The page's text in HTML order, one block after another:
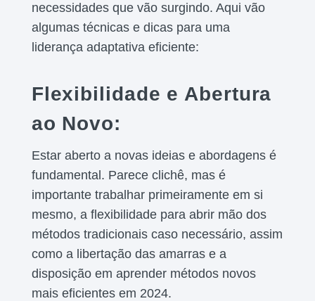
necessidades que vão surgindo. Aqui vão
algumas técnicas e dicas para uma
liderança adaptativa eficiente:
Flexibilidade e Abertura
ao Novo:
Estar aberto a novas ideias e abordagens é
fundamental. Parece clichê, mas é
importante trabalhar primeiramente em si
mesmo, a flexibilidade para abrir mão dos
métodos tradicionais caso necessário, assim
como a libertação das amarras e a
disposição em aprender métodos novos
mais eficientes em 2024.